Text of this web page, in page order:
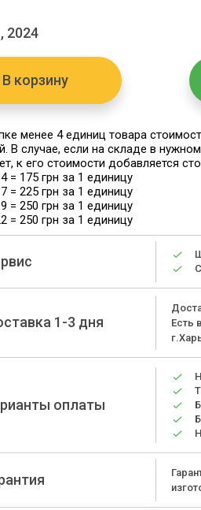
2024
В корзину
менее 4 единиц товара
В случае, если на складе в
к его стоимости добавляется
= 175 грн за 1 единицу
= 225 грн за 1 единицу
= 250 грн за 1 единицу
= 250 грн за 1 единицу
1-3 дня
Есть
оплаты